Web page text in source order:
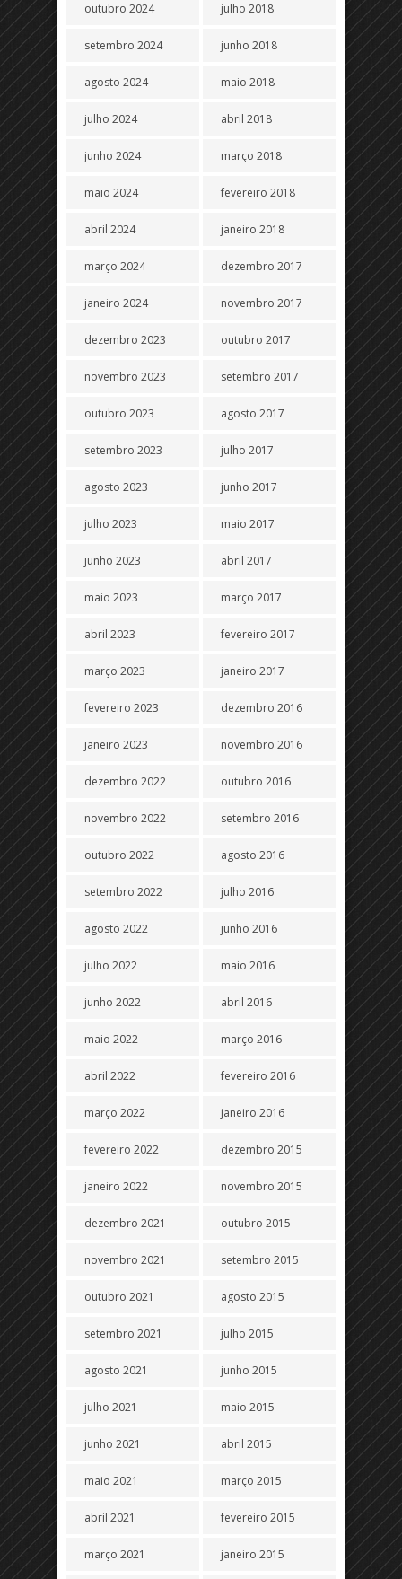
outubro 2024
setembro 2024
agosto 2024
julho 2024
junho 2024
maio 2024
abril 2024
março 2024
janeiro 2024
dezembro 2023
novembro 2023
outubro 2023
setembro 2023
agosto 2023
julho 2023
junho 2023
maio 2023
abril 2023
março 2023
fevereiro 2023
janeiro 2023
dezembro 2022
novembro 2022
outubro 2022
setembro 2022
agosto 2022
julho 2022
junho 2022
maio 2022
abril 2022
março 2022
fevereiro 2022
janeiro 2022
dezembro 2021
novembro 2021
outubro 2021
setembro 2021
agosto 2021
julho 2021
junho 2021
maio 2021
abril 2021
março 2021
julho 2018
junho 2018
maio 2018
abril 2018
março 2018
fevereiro 2018
janeiro 2018
dezembro 2017
novembro 2017
outubro 2017
setembro 2017
agosto 2017
julho 2017
junho 2017
maio 2017
abril 2017
março 2017
fevereiro 2017
janeiro 2017
dezembro 2016
novembro 2016
outubro 2016
setembro 2016
agosto 2016
julho 2016
junho 2016
maio 2016
abril 2016
março 2016
fevereiro 2016
janeiro 2016
dezembro 2015
novembro 2015
outubro 2015
setembro 2015
agosto 2015
julho 2015
junho 2015
maio 2015
abril 2015
março 2015
fevereiro 2015
janeiro 2015